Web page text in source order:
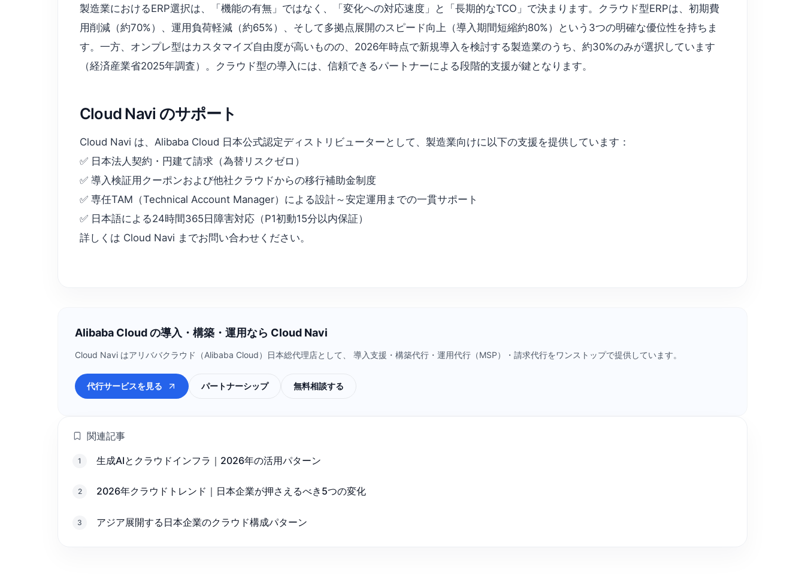
製造業におけるERP選択は、「機能の有無」ではなく、「変化への対応速度」と「長期的なTCO」で決まります。クラウド型ERPは、初期費
用削減（約70%）、運用負荷軽減（約65%）、そして多拠点展開のスピード向上（導入期間短縮約80%）という3つの明確な優位性を持ちま
す。一方、オンプレ型はカスタマイズ自由度が高いものの、2026年時点で新規導入を検討する製造業のうち、約30%のみが選択しています
（経済産業省2025年調査）。クラウド型の導入には、信頼できるパートナーによる段階的支援が鍵となります。
Cloud Navi のサポート
Cloud Navi は、Alibaba Cloud 日本公式認定ディストリビューターとして、製造業向けに以下の支援を提供しています：
✅ 日本法人契約・円建て請求（為替リスクゼロ）
✅ 導入検証用クーポンおよび他社クラウドからの移行補助金制度
✅ 専任TAM（Technical Account Manager）による設計～安定運用までの一貫サポート
✅ 日本語による24時間365日障害対応（P1初動15分以内保証）
詳しくは Cloud Navi までお問い合わせください。
Alibaba Cloud の導入・構築・運用なら Cloud Navi
Cloud Navi はアリババクラウド（Alibaba Cloud）日本総代理店として、 導入支援・構築代行・運用代行（MSP）・請求代行をワンストップで提供しています。
代行サービスを見る パートナーシップ 無料相談する
関連記事
1 生成AIとクラウドインフラ｜2026年の活用パターン
2 2026年クラウドトレンド｜日本企業が押さえるべき5つの変化
3 アジア展開する日本企業のクラウド構成パターン